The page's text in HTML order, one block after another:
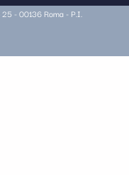
25 - 00136 Roma - P.I.